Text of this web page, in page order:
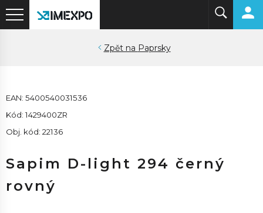
Paprsky
EAN: 5400540031536
Kód: 1429400ZR
Obj. kód: 22136
Sapim D-light 294 černý
rovný